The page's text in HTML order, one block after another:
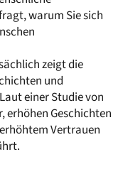
warum Sie sich
zeigt die
und
einer Studie von
erhöhen Geschichten
Vertrauen